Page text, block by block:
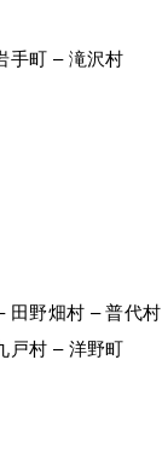
手町 – 滝沢村
田野畑村 – 普代村
戸村 – 洋野町